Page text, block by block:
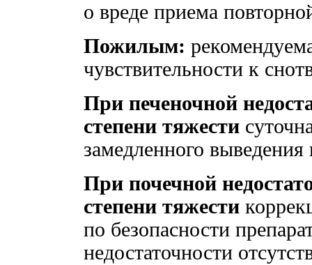
о вреде приема
Пожилым:
чувствительности к
При печеночной
степени тяжести
замедленного выведения
При почечной
степени тяжести
по безопасности
недостаточности